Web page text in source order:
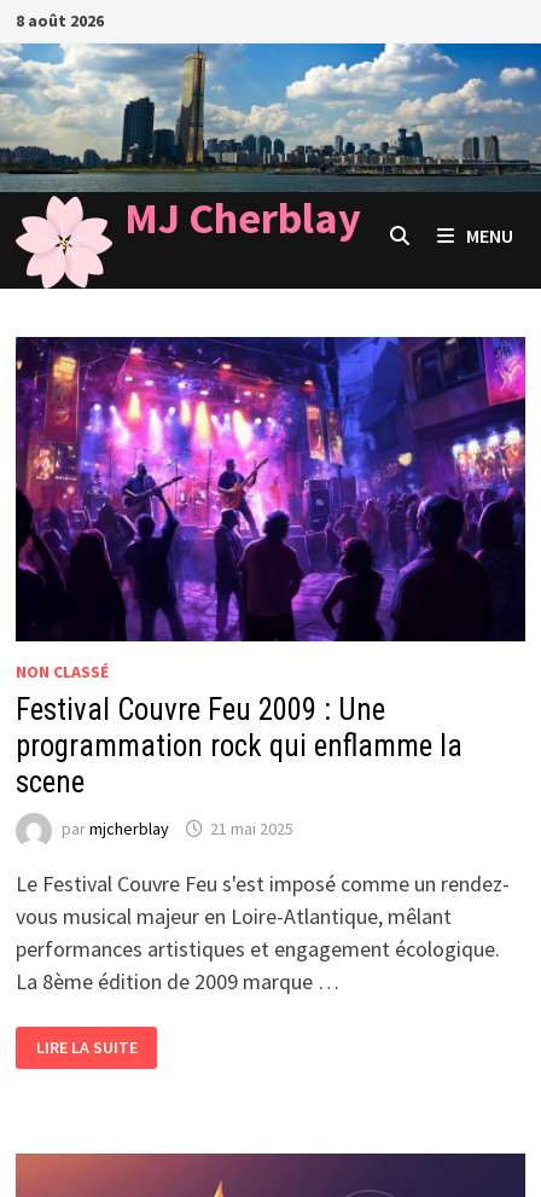
Passer
au
contenu
8 août 2026
MJ Cherblay MENU
NON CLASSÉ
Festival Couvre Feu 2009 : Une
programmation rock qui enflamme la
scene
parmjcherblay 21 mai 2025
Le Festival Couvre Feu s'est imposé comme un rendez-
vous musical majeur en Loire-Atlantique, mêlant
performances artistiques et engagement écologique.
La 8ème édition de 2009 marque …
FESTIVAL
COUVRE
FEU
ROCK
LIRE LA SUITE